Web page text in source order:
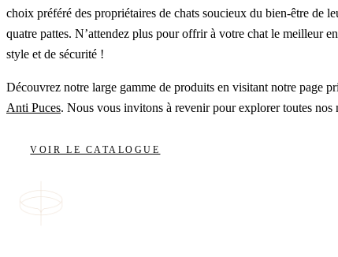
choix préféré des propriétaires de chats soucieux du bien-être de
quatre pattes. N’attendez plus pour offrir à votre chat le meilleur
style et de sécurité !
Découvrez notre large gamme de produits en visitant notre page
Anti Puces. Nous vous invitons à revenir pour explorer toutes nos
VOIR LE CATALOGUE